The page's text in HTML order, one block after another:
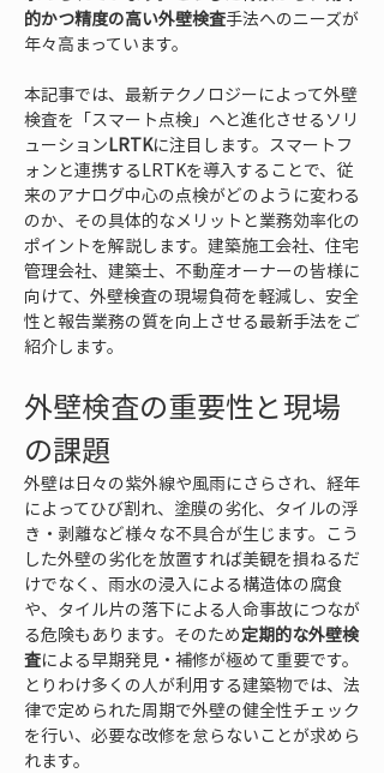
的かつ精度の高い外壁検査手法へのニーズが
年々高まっています。
本記事では、最新テクノロジーによって外壁
検査を「スマート点検」へと進化させるソリ
ューションLRTKに注目します。スマートフ
ォンと連携するLRTKを導入することで、従
来のアナログ中心の点検がどのように変わる
のか、その具体的なメリットと業務効率化の
ポイントを解説します。建築施工会社、住宅
管理会社、建築士、不動産オーナーの皆様に
向けて、外壁検査の現場負荷を軽減し、安全
性と報告業務の質を向上させる最新手法をご
紹介します。
外壁検査の重要性と現場
の課題
外壁は日々の紫外線や風雨にさらされ、経年
によってひび割れ、塗膜の劣化、タイルの浮
き・剥離など様々な不具合が生じます。こう
した外壁の劣化を放置すれば美観を損ねるだ
けでなく、雨水の浸入による構造体の腐食
や、タイル片の落下による人命事故につなが
る危険もあります。そのため定期的な外壁検
査による早期発見・補修が極めて重要です。
とりわけ多くの人が利用する建築物では、法
律で定められた周期で外壁の健全性チェック
を行い、必要な改修を怠らないことが求めら
れます。